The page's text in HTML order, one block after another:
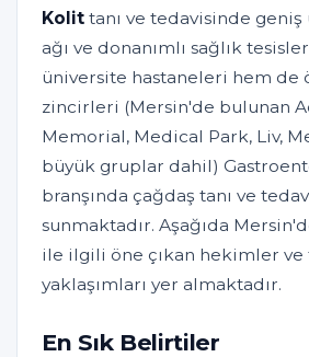
Kolit tanı ve tedavisinde
ağı ve donanımlı sağlık
üniversite hastaneleri hem de
zincirleri (Mersin'de bulunan
Memorial, Medical Park, Liv,
büyük gruplar dahil)
branşında çağdaş tanı ve
sunmaktadır. Aşağıda
ile ilgili öne çıkan hekimler ve
yaklaşımları yer almaktadır.
En Sık Belirtiler